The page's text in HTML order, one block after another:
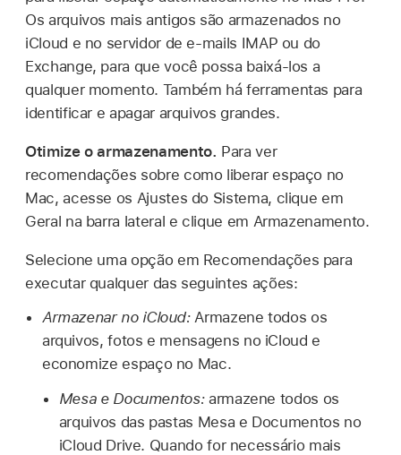
Os arquivos mais antigos são armazenados no
iCloud e no servidor de e‑mails IMAP ou do
Exchange, para que você possa baixá‑los a
qualquer momento. Também há ferramentas para
identificar e apagar arquivos grandes.
Otimize o armazenamento. Para ver
recomendações sobre como liberar espaço no
Mac, acesse os Ajustes do Sistema, clique em
Geral na barra lateral e clique em Armazenamento.
Selecione uma opção em Recomendações para
executar qualquer das seguintes ações:
Armazenar no iCloud:Armazene todos os
arquivos, fotos e mensagens no iCloud e
economize espaço no Mac.
Mesa e Documentos:armazene todos os
arquivos das pastas Mesa e Documentos no
iCloud Drive. Quando for necessário mais